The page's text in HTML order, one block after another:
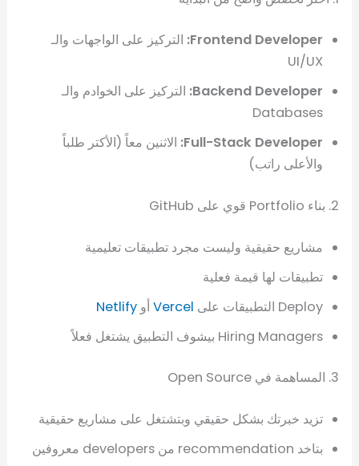
Frontend Developer: التركيز على الواجهات والـ
UI/UX
Backend Developer: التركيز على الخوادم والـ
Databases
Full-Stack Developer: الاثنين معاً (الأكتر طلباً
والأعلى راتب)
2. بناء Portfolio قوي على GitHub
مشاريع حقيقية وليست مجرد تطبيقات تعليمية
تطبيقات لها قيمة فعلية
Deploy التطبيقات على
VercelأوNetlify
Hiring Managers بيشوف التطبيق يشتغل فعلاً
3. المساهمة في Open Source
تزيد خبرتك بشكل حقيقي وبتشتغل على مشاريع حقيقية
بتاخد recommendation من developers معروفين